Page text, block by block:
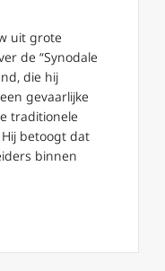
uit grote
de “Synodale
die hij
gevaarlijke
traditionele
betoogt dat
binnen
Verzet tegen de